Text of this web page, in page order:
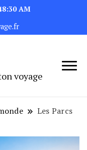
AM
voyage
Les Parcs